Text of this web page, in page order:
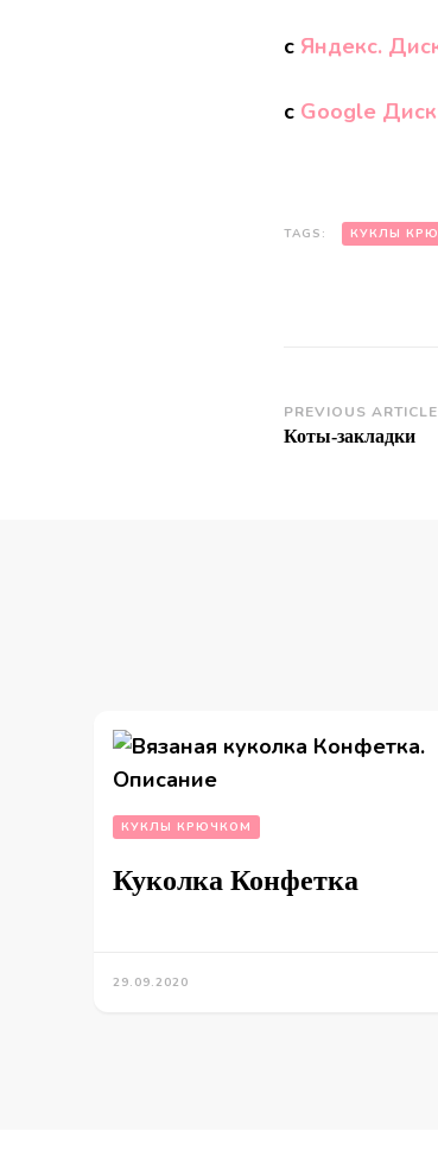
с Яндекс.
с Googlе Диск
TAGS: КУКЛЫ
Post
Navigation
PREVIOUS ARTICLE
Коты-закладки
КУКЛЫ КРЮЧКОМ
Куколка Конфетка
29.09.2020